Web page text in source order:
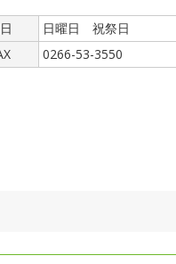
日曜日 祝祭日
0266-53-3550